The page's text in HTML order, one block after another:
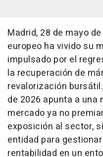
Madrid, 28 de mayo
europeo ha vivido su
impulsado por el
la recuperación de
revalorización
de 2026 apunta a una
mercado ya no
exposición al sector,
entidad para
rentabilidad en un